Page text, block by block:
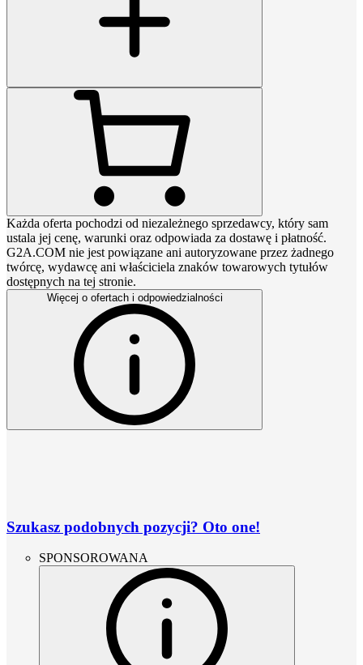
Każda oferta pochodzi od niezależnego sprzedawcy, który sam
ustala jej cenę, warunki oraz odpowiada za dostawę i płatność.
G2A.COM nie jest powiązane ani autoryzowane przez żadnego
twórcę, wydawcę ani właściciela znaków towarowych tytułów
dostępnych na tej stronie.
Więcej o ofertach i odpowiedzialności
Szukasz podobnych pozycji? Oto one!
SPONSOROWANA